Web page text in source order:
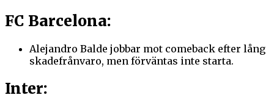
FC Barcelona:
Alejandro Balde jobbar mot comeback efter lång
skadefrånvaro, men förväntas inte starta.
Inter: